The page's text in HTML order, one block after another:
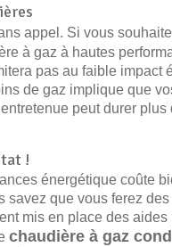
appel. Si vous
à gaz à hautes
pas au faible
de gaz implique que
peut durer
!
énergétique coûte
que vous ferez
mis en place des
chaudière à gaz